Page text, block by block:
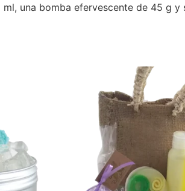
una bomba efervescente de 45 g